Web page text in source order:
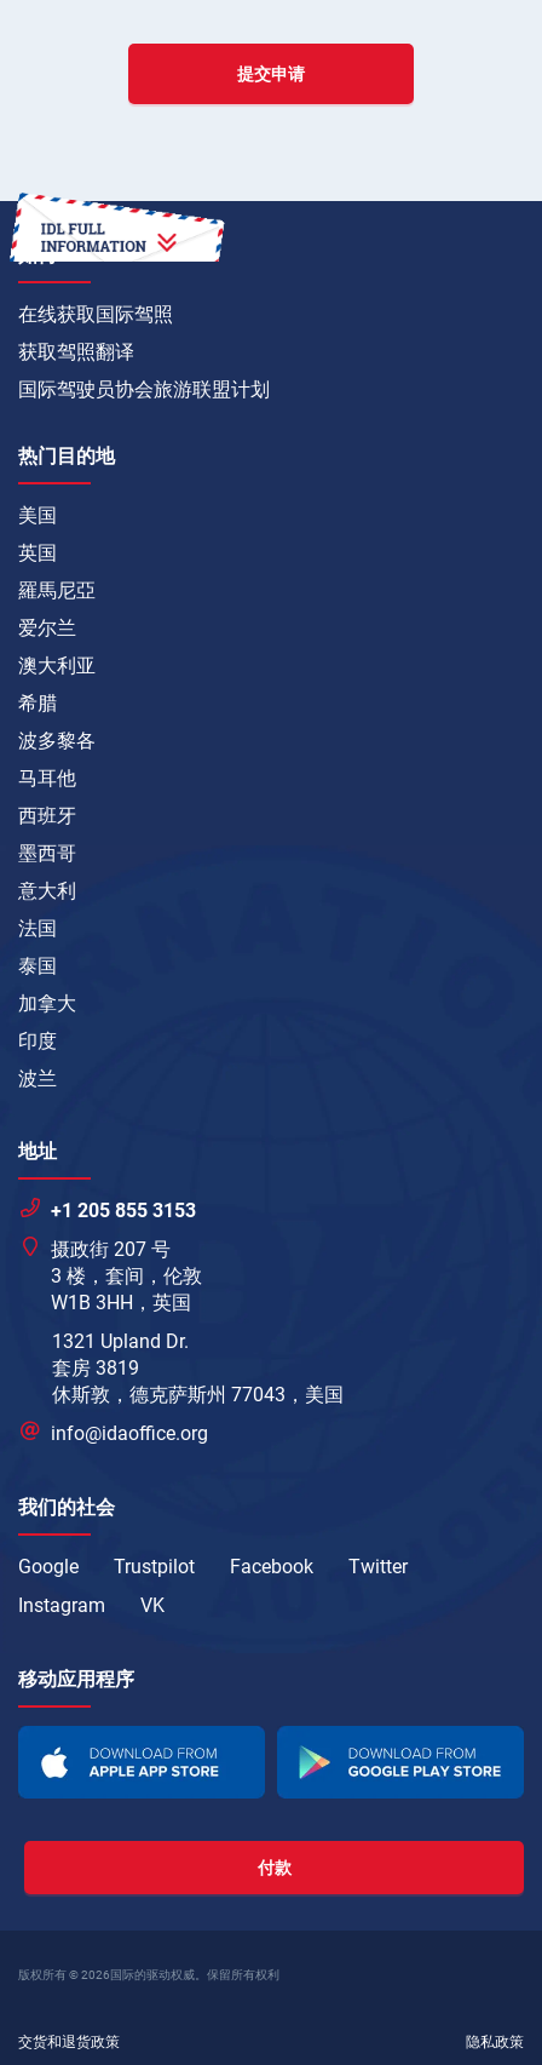
提交申请
如何
在线获取国际驾照
获取驾照翻译
国际驾驶员协会旅游联盟计划
热门目的地
美国
英国
羅馬尼亞
爱尔兰
澳大利亚
希腊
波多黎各
马耳他
西班牙
墨西哥
意大利
法国
泰国
加拿大
印度
波兰
地址
+1 205 855 3153
摄政街 207 号
3 楼，套间，伦敦
W1B 3HH，英国
1321 Upland Dr.
套房 3819
休斯敦，德克萨斯州 77043，美国
info@idaoffice.org
我们的社会
Google Trustpilot Facebook
Twitter
Instagram
VK
移动应用程序
付款
版权所有 © 2026国际的驱动权威。保留所有权利
交货和退货政策 隐私政策